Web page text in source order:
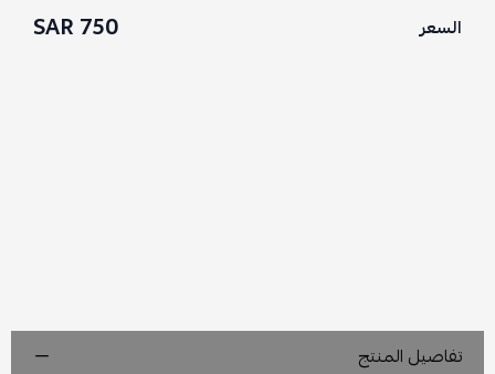
السعر 750 SAR
تفاصيل المنتج